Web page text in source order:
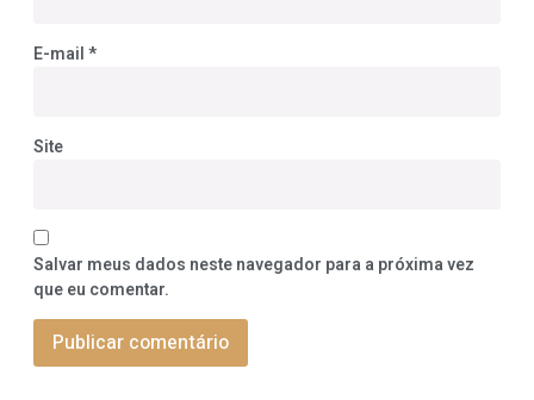
E-mail*
Site
Salvar meus dados neste navegador para a próxima vez
que eu comentar.